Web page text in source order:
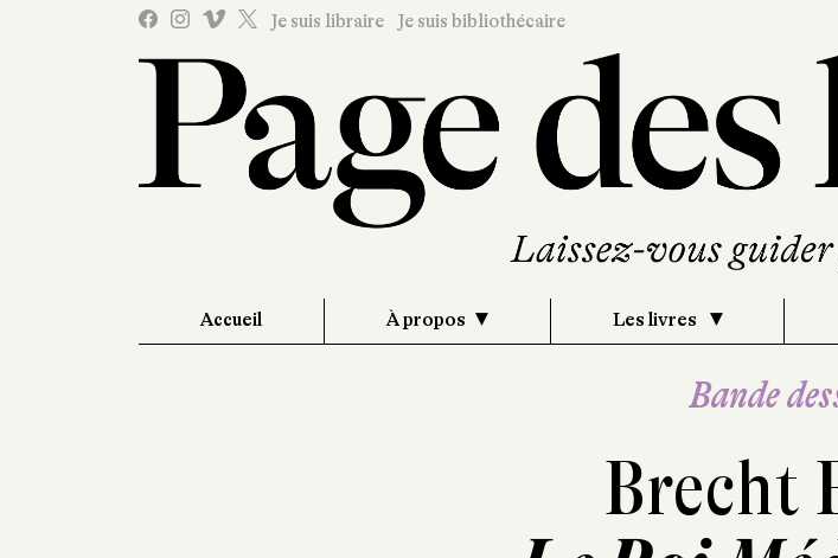
Je suis libraire Je suis bibliothécaire
Accueil À propos Les livres
Bande
Brecht